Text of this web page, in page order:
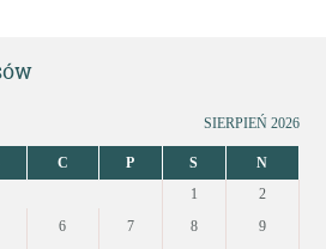
SIERPIEŃ 2026
C P S
N
1
2
6 7 8
9